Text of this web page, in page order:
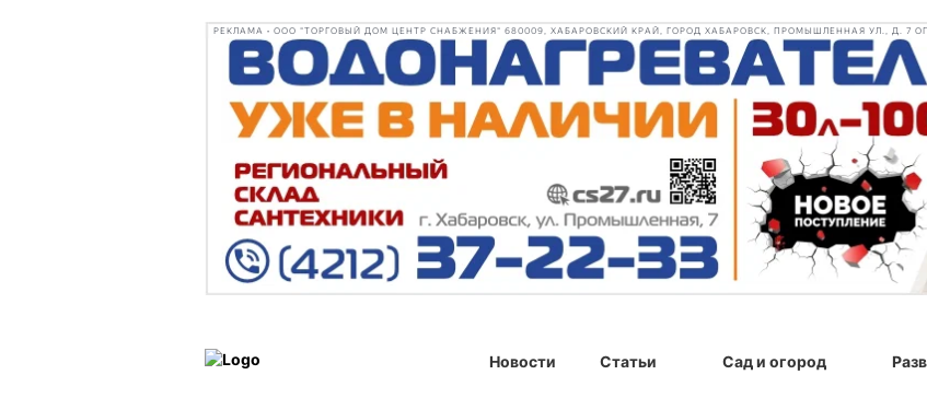
РЕКЛАМА • ООО "ТОРГОВЫЙ ДОМ ЦЕНТР СНАБЖЕНИЯ" 680009, ХАБАРОВСКИЙ КРАЙ, ГОРОД ХАБАРОВСК, ПРОМЫШЛЕННАЯ УЛ., Д. 7
Новости Статьи Сад и огород